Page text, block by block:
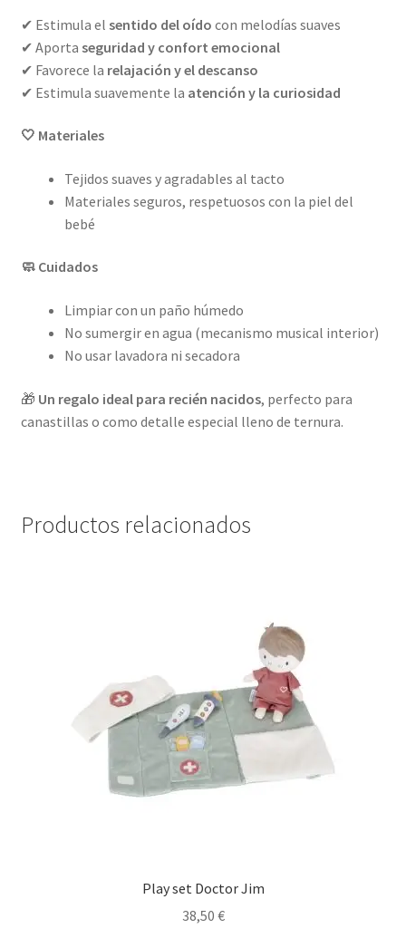
✔ Estimula el sentido del oído con melodías suaves
✔ Aporta seguridad y confort emocional
✔ Favorece la relajación y el descanso
✔ Estimula suavemente la atención y la curiosidad
🤍 Materiales
Tejidos suaves y agradables al tacto
Materiales seguros, respetuosos con la piel del
bebé
🧼 Cuidados
Limpiar con un paño húmedo
No sumergir en agua (mecanismo musical interior)
No usar lavadora ni secadora
🎁 Un regalo ideal para recién nacidos, perfecto para
canastillas o como detalle especial lleno de ternura.
Productos relacionados
Play set Doctor Jim
38,50 €